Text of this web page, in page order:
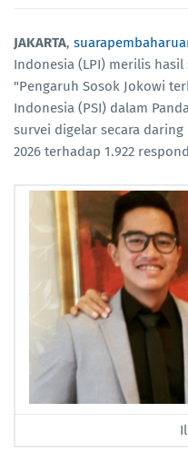
JAKARTA,
Indonesia (LPI) merilis
"Pengaruh Sosok Jokowi
Indonesia (PSI) dalam
survei digelar secara daring
2026 terhadap 1.922